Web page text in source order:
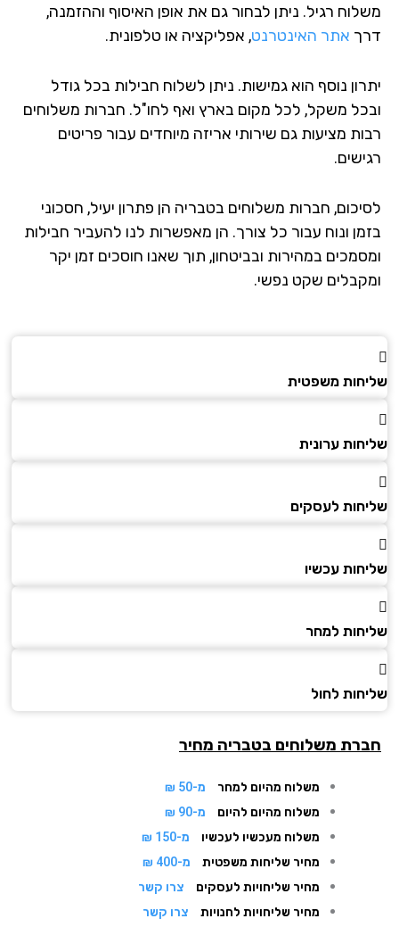
רגיל. ניתן לבחור גם את אופן האיסוף וההזמנה,
אתר האינטרנט, אפליקציה או טלפונית.
נוסף הוא גמישות. ניתן לשלוח חבילות בכל גודל
משקל, לכל מקום בארץ ואף לחו"ל. חברות משלוחים
מציעות גם שירותי אריזה מיוחדים עבור פריטים
חברות משלוחים בטבריה הן פתרון יעיל, חסכוני
ונוח עבור כל צורך. הן מאפשרות לנו להעביר חבילות
במהירות ובביטחון, תוך שאנו חוסכים זמן יקר
שקט נפשי.
משפטית
ערונית
לעסקים
עכשיו
למחר
לחול
משלוחים בטבריה מחיר
משלוח מהיום למחר
מ-50 ₪
משלוח מהיום להיום
מ-90 ₪
משלוח מעכשיו לעכשיו
מ-150 ₪
מחיר שליחות משפטית
מ-400 ₪
מחיר שליחויות לעסקים
צרו קשר
מחיר שליחויות לחנויות
צרו קשר